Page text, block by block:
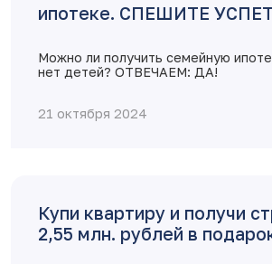
ипотеке. СПЕШИТЕ
Можно ли получить семейную
нет детей? ОТВЕЧАЕМ: ДА!
21 октября 2024
Купи квартиру и получи
2,55 млн. рублей в